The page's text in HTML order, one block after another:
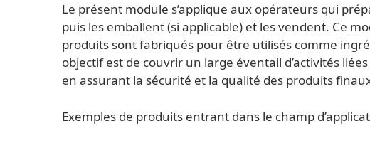
Le présent module s’applique aux opérateurs qui
puis les emballent (si applicable) et les vendent. Ce
produits sont fabriqués pour être utilisés comme
objectif est de couvrir un large éventail d’activités
en assurant la sécurité et la qualité des produits
Exemples de produits entrant dans le champ